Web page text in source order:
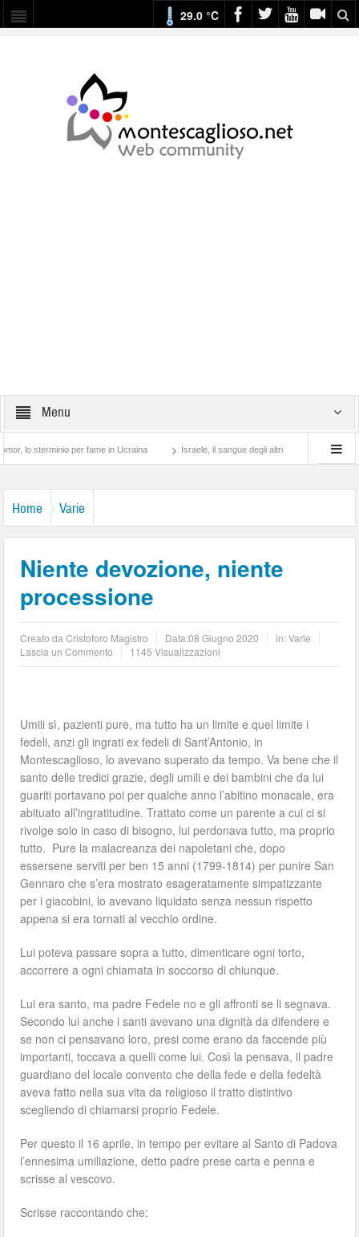
29.0 °C
Menu
per fame in Ucraina Israele, il sangue degli altri Lotta di classe… tra
Home Varie
Niente devozione, niente
processione
Creato daCristoforo Magistro Data:08 Giugno 2020 in:Varie
Lascia un Commento
1145 Visualizzazioni
Umili sì, pazienti pure, ma tutto ha un limite e quel limite i
fedeli, anzi gli ingrati ex fedeli di Sant’Antonio, in
Montescaglioso, lo avevano superato da tempo. Va bene che il
santo delle tredici grazie, degli umili e dei bambini che da lui
guariti portavano poi per qualche anno l’abitino monacale, era
abituato all’ingratitudine. Trattato come un parente a cui ci si
rivolge solo in caso di bisogno, lui perdonava tutto, ma proprio
tutto. Pure la malacreanza dei napoletani che, dopo
essersene serviti per ben 15 anni (1799-1814) per punire San
Gennaro che s’era mostrato esageratamente simpatizzante
per i giacobini, lo avevano liquidato senza nessun rispetto
appena si era tornati al vecchio ordine.
Lui poteva passare sopra a tutto, dimenticare ogni torto,
accorrere a ogni chiamata in soccorso di chiunque.
Lui era santo, ma padre Fedele no e gli affronti se li segnava.
Secondo lui anche i santi avevano una dignità da difendere e
se non ci pensavano loro, presi come erano da faccende più
importanti, toccava a quelli come lui. Così la pensava, il padre
guardiano del locale convento che della fede e della fedeltà
aveva fatto nella sua vita da religioso il tratto distintivo
scegliendo di chiamarsi proprio Fedele.
Per questo il 16 aprile, in tempo per evitare al Santo di Padova
l’ennesima umiliazione, detto padre prese carta e penna e
scrisse al vescovo.
Scrisse raccontando che: